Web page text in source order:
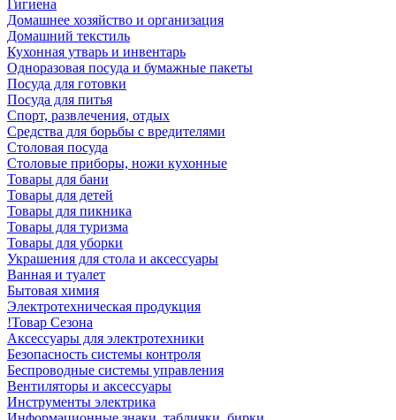
Гигиена
Домашнее хозяйство и организация
Домашний текстиль
Кухонная утварь и инвентарь
Одноразовая посуда и бумажные пакеты
Посуда для готовки
Посуда для питья
Спорт, развлечения, отдых
Средства для борьбы с вредителями
Столовая посуда
Столовые приборы, ножи кухонные
Товары для бани
Товары для детей
Товары для пикника
Товары для туризма
Товары для уборки
Украшения для стола и аксессуары
Ванная и туалет
Бытовая химия
Электротехническая продукция
!Товар Сезона
Аксессуары для электротехники
Безопасность системы контроля
Беспроводные системы управления
Вентиляторы и аксессуары
Инструменты электрика